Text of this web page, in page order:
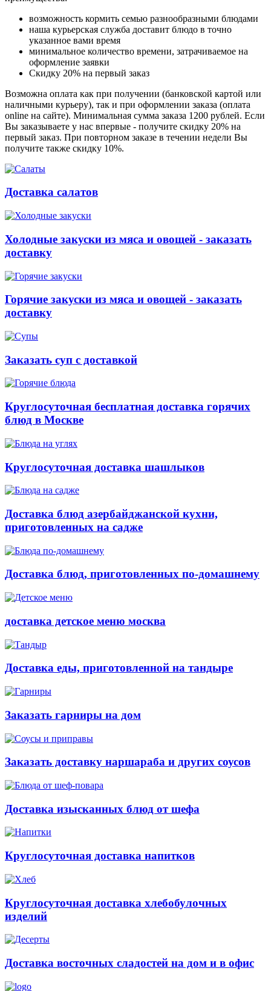
возможность кормить семью разнообразными блюдами
наша курьерская служба доставит блюдо в точно
указанное вами время
минимальное количество времени, затрачиваемое на
оформление заявки
Скидку 20% на первый заказ
Возможна оплата как при получении (банковской картой или
наличными курьеру), так и при оформлении заказа (оплата
online на сайте). Минимальная сумма заказа 1200 рублей. Если
Вы заказываете у нас впервые - получите скидку 20% на
первый заказ. При повторном заказе в течении недели Вы
получите также скидку 10%.
Доставка салатов
Холодные закуски из мяса и овощей - заказать
доставку
Горячие закуски из мяса и овощей - заказать
доставку
Заказать суп с доставкой
Круглосуточная бесплатная доставка горячих
блюд в Москве
Круглосуточная доставка шашлыков
Доставка блюд азербайджанской кухни,
приготовленных на садже
Доставка блюд, приготовленных по-домашнему
доставка детское меню москва
Доставка еды, приготовленной на тандыре
Заказать гарниры на дом
Заказать доставку наршараба и других соусов
Доставка изысканных блюд от шефа
Круглосуточная доставка напитков
Круглосуточная доставка хлебобулочных
изделий
Доставка восточных сладостей на дом и в офис